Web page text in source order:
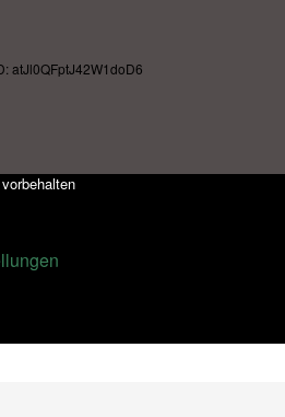
atJl0QFptJ42W1doD6